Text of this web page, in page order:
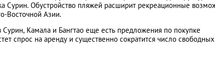
Сурин. Обустройство пляжей расширит рекреационные
Восточной Азии.
Камала и Бангтао еще есть предложения по покупке
спрос на аренду и существенно сократится число